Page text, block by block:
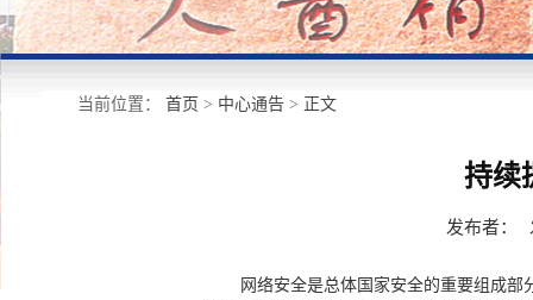
当前位置： 首页 > 中心通告 > 正文
持续
发布者：
网络安全是总体国家安全的重要组成